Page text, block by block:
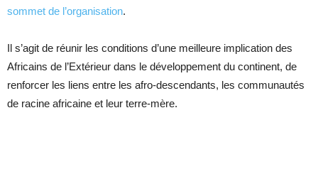
sommet de l’organisation.
Il s’agit de réunir les conditions d’une meilleure implication des
Africains de l’Extérieur dans le développement du continent, de
renforcer les liens entre les afro-descendants, les communautés
de racine africaine et leur terre-mère.